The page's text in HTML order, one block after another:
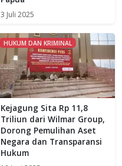
3 Juli 2025
HUKUM DAN KRIMINAL
Kejagung Sita Rp 11,8
Triliun dari Wilmar Group,
Dorong Pemulihan Aset
Negara dan Transparansi
Hukum